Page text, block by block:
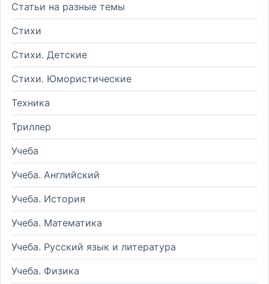
Статьи на разные темы
Стихи
Стихи. Детские
Стихи. Юмористические
Техника
Триллер
Учеба
Учеба. Английский
Учеба. История
Учеба. Математика
Учеба. Русский язык и литература
Учеба. Физика